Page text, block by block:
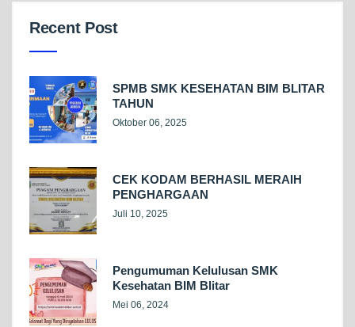
Recent Post
SPMB SMK KESEHATAN BIM BLITAR
TAHUN
Oktober 06, 2025
CEK KODAM BERHASIL MERAIH
PENGHARGAAN
Juli 10, 2025
Pengumuman Kelulusan SMK
Kesehatan BIM Blitar
Mei 06, 2024